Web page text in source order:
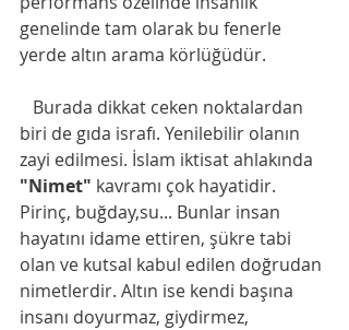
genelinde tam olarak bu fenerle
yerde altın arama körlüğüdür.
Burada dikkat ceken noktalardan
biri de gıda israfı. Yenilebilir olanın
zayi edilmesi. İslam iktisat ahlakında
"Nimet" kavramı çok hayatidir.
Pirinç, buğday,su... Bunlar insan
hayatını idame ettiren, şükre tabi
olan ve kutsal kabul edilen doğrudan
nimetlerdir. Altın ise kendi başına
insanı doyurmaz, giydirmez,